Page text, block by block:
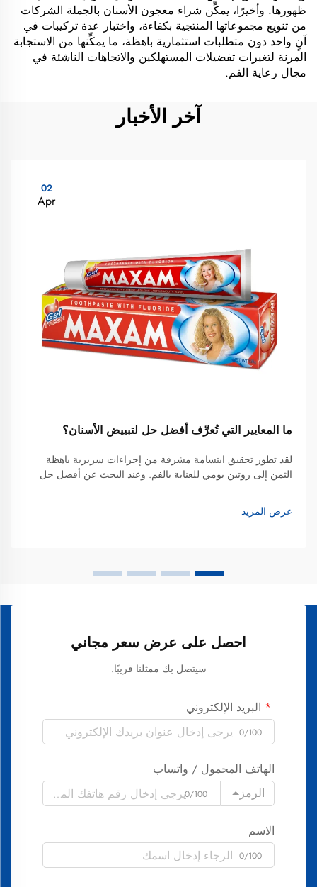
ظهورها. وأخيرًا، يمكِّن شراء معجون الأسنان بالجملة الشركات
من تنويع مجموعاتها المنتجية بكفاءة، واختبار عدة تركيبات في
آنٍ واحد دون متطلبات استثمارية باهظة، ما يمكِّنها من الاستجابة
المرنة لتغيرات تفضيلات المستهلكين والاتجاهات الناشئة في
مجال رعاية الفم.
آخر الأخبار
02
Apr
ما المعايير التي تُعرِّف أفضل حل لتبييض الأسنان؟
لقد تطور تحقيق ابتسامة مشرقة من إجراءات سريرية باهظة
الثمن إلى روتين يومي للعناية بالفم. وعند البحث عن أفضل حل
المستهلكين الآن نحو أدوات التبييض المتقدمة مثل فرشاة
الأسنان...
عرض المزيد
احصل على عرض سعر مجاني
سيتصل بك ممثلنا قريبًا.
البريد الإلكتروني
0/100
الهاتف المحمول / واتساب
الرمز
0/100
الاسم
0/100